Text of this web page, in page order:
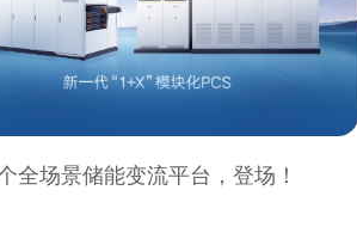
全场景储能变流平台，登场！